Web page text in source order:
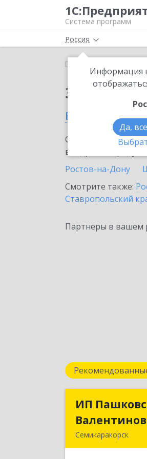
Система программ
Россия
Информация
Да,
Главная
Заказать
в
Ознакомьтесь с
внедрение продукта.
Ростов-на-Дону
Смотрите также:
Ставропольский
Партнеры в вашем
ИП
Семикаракорск
ИП